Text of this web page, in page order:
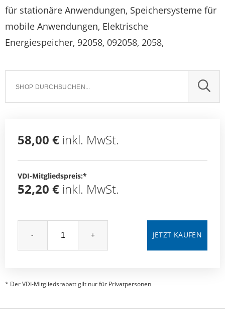
für stationäre Anwendungen, Speichersysteme für
mobile Anwendungen, Elektrische
Energiespeicher, 92058, 092058, 2058,
58,00 € inkl. MwSt.
VDI-Mitgliedspreis:*
52,20 € inkl. MwSt.
- +
* Der VDI-Mitgliedsrabatt gilt nur für Privatpersonen